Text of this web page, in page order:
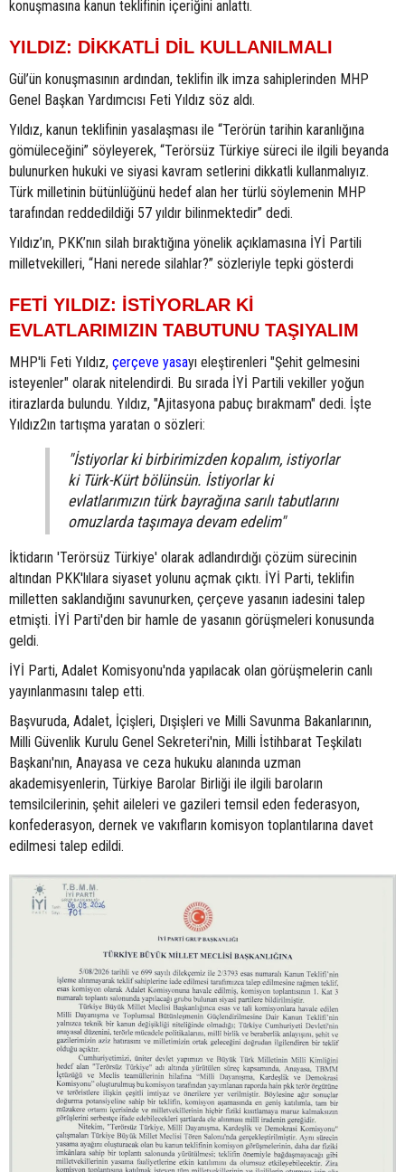
konuşmasına kanun teklifinin içeriğini anlattı.
YILDIZ: DİKKATLİ DİL KULLANILMALI
Gül’ün konuşmasının ardından, teklifin ilk imza sahiplerinden MHP
Genel Başkan Yardımcısı Feti Yıldız söz aldı.
Yıldız, kanun teklifinin yasalaşması ile “Terörün tarihin karanlığına
gömüleceğini” söyleyerek, “Terörsüz Türkiye süreci ile ilgili beyanda
bulunurken hukuki ve siyasi kavram setlerini dikkatli kullanmalıyız.
Türk milletinin bütünlüğünü hedef alan her türlü söylemenin MHP
tarafından reddedildiği 57 yıldır bilinmektedir” dedi.
Yıldız’ın, PKK’nın silah bıraktığına yönelik açıklamasına İYİ Partili
milletvekilleri, “Hani nerede silahlar?” sözleriyle tepki gösterdi
FETİ YILDIZ: İSTİYORLAR Kİ
EVLATLARIMIZIN TABUTUNU TAŞIYALIM
MHP'li Feti Yıldız, çerçeve yasayı eleştirenleri "Şehit gelmesini
isteyenler" olarak nitelendirdi. Bu sırada İYİ Partili vekiller yoğun
itirazlarda bulundu. Yıldız, "Ajitasyona pabuç bırakmam" dedi. İşte
Yıldız2ın tartışma yaratan o sözleri:
"İstiyorlar ki birbirimizden kopalım, istiyorlar
ki Türk-Kürt bölünsün. İstiyorlar ki
evlatlarımızın türk bayrağına sarılı tabutlarını
omuzlarda taşımaya devam edelim"
İktidarın 'Terörsüz Türkiye' olarak adlandırdığı çözüm sürecinin
altından PKK'lılara siyaset yolunu açmak çıktı. İYİ Parti, teklifin
milletten saklandığını savunurken, çerçeve yasanın iadesini talep
etmişti. İYİ Parti'den bir hamle de yasanın görüşmeleri konusunda
geldi.
İYİ Parti, Adalet Komisyonu'nda yapılacak olan görüşmelerin canlı
yayınlanmasını talep etti.
Başvuruda, Adalet, İçişleri, Dışişleri ve Milli Savunma Bakanlarının,
Milli Güvenlik Kurulu Genel Sekreteri'nin, Milli İstihbarat Teşkilatı
Başkanı'nın, Anayasa ve ceza hukuku alanında uzman
akademisyenlerin, Türkiye Barolar Birliği ile ilgili baroların
temsilcilerinin, şehit aileleri ve gazileri temsil eden federasyon,
konfederasyon, dernek ve vakıfların komisyon toplantılarına davet
edilmesi talep edildi.